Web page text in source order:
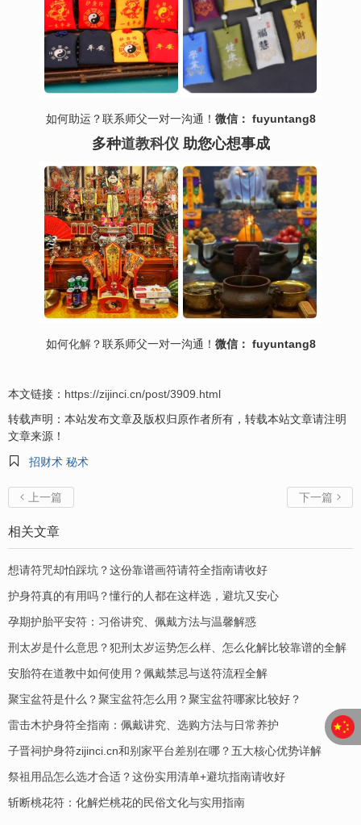
如何助运？联系师父一对一沟通！ 微信： fuyuntang8
多种道教科仪助您心想事成
如何化解？联系师父一对一沟通！ 微信： fuyuntang8
本文链接： https://zijinci.cn/post/3909.html
转载声明：本站发布文章及版权归原作者所有，转载本站文章请注明
文章来源！

招财术 秘术
 上一篇 下一篇 
相关文章
想请符咒却怕踩坑？这份靠谱画符请符全指南请收好
护身符真的有用吗？懂行的人都在这样选，避坑又安心
孕期护胎平安符：习俗讲究、佩戴方法与温馨解惑
刑太岁是什么意思？犯刑太岁运势怎么样、怎么化解比较靠谱的全解
安胎符在道教中如何使用？佩戴禁忌与送符流程全解
聚宝盆符是什么？聚宝盆符怎么用？聚宝盆符哪家比较好？
​雷击木护身符全指南：佩戴讲究、选购方法与日常养护
子晋祠护身符zijinci.cn和别家平台差别在哪？五大核心优势详解
祭祖用品怎么选才合适？这份实用清单+避坑指南请收好
斩断桃花符：化解烂桃花的民俗文化与实用指南